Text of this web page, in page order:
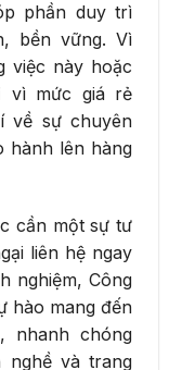
phần duy trì
bền vững. Vì
việc này hoặc
vì mức giá rẻ
về sự chuyên
hành lên hàng
cần một sự tư
liên hệ ngay
nghiệm, Công
hào mang đến
nhanh chóng
nghề và trang